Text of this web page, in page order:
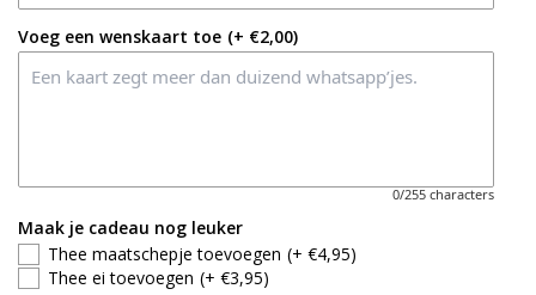
Voeg een wenskaart toe (+ €2,00)
0/255 characters
Maak je cadeau nog leuker
Thee maatschepje toevoegen (+ €4,95)
Thee ei toevoegen (+ €3,95)